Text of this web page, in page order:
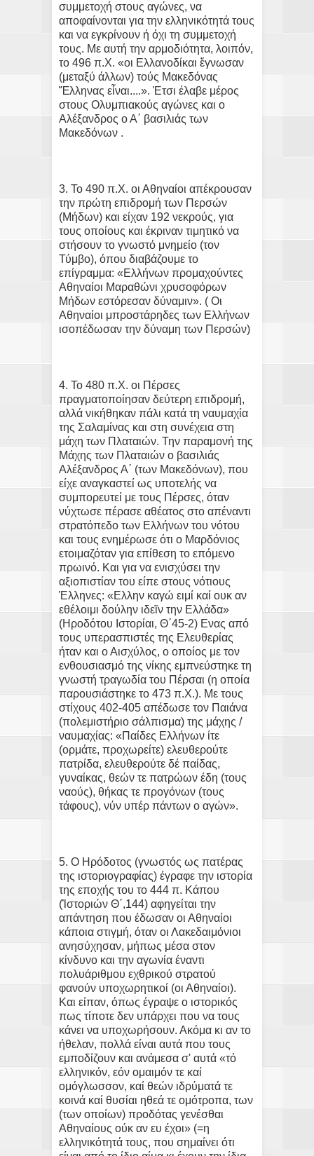
συμμετοχή στους αγώνες, να
αποφαίνονται για την ελληνικότητά τους
και να εγκρίνουν ή όχι τη συμμετοχή
τους. Με αυτή την αρμοδιότητα, λοιπόν,
το 496 π.Χ. «οι Ελλανοδίκαι ἔγνωσαν
(μεταξύ άλλων) τούς Μακεδόνας
Ἕλληνας εἶναι....». Έτσι έλαβε μέρος
στους Ολυμπιακούς αγώνες και ο
Αλέξανδρος ο Α΄ βασιλιάς των
Μακεδόνων .
3. Το 490 π.Χ. οι Αθηναίοι απέκρουσαν
την πρώτη επιδρομή των Περσών
(Μήδων) και είχαν 192 νεκρούς, για
τους οποίους και έκριναν τιμητικό να
στήσουν το γνωστό μνημείο (τον
Τύμβο), όπου διαβάζουμε το
επίγραμμα: «Ελλήνων προμαχούντες
Αθηναίοι Μαραθώνι χρυσοφόρων
Μήδων εστόρεσαν δύναμιν». ( Οι
Αθηναίοι μπροστάρηδες των Ελλήνων
ισοπέδωσαν την δύναμη των Περσών)
4. Το 480 π.Χ. οι Πέρσες
πραγματοποίησαν δεύτερη επιδρομή,
αλλά νικήθηκαν πάλι κατά τη ναυμαχία
της Σαλαμίνας και στη συνέχεια στη
μάχη των Πλαταιών. Την παραμονή της
Μάχης των Πλαταιών ο βασιλιάς
Αλέξανδρος Α΄ (των Μακεδόνων), που
είχε αναγκαστεί ως υποτελής να
συμπορευτεί με τους Πέρσες, όταν
νύχτωσε πέρασε αθέατος στο απέναντι
στρατόπεδο των Ελλήνων του νότου
και τους ενημέρωσε ότι ο Μαρδόνιος
ετοιμαζόταν για επίθεση το επόμενο
πρωινό. Και για να ενισχύσει την
αξιοπιστίαν του είπε στους νότιους
Έλληνες: «Ελλην καγώ ειμί καί ουκ αν
εθέλοιμι δούλην ιδεῖν την Ελλάδα»
(Ηροδότου Ιστορίαι, Θ΄45-2) Ενας από
τους υπερασπιστές της Ελευθερίας
ήταν και ο Αισχύλος, ο οποίος με τον
ενθουσιασμό της νίκης εμπνεύστηκε τη
γνωστή τραγωδία του Πέρσαι (η οποία
παρουσιάστηκε το 473 π.Χ.). Με τους
στίχους 402-405 απέδωσε τον Παιάνα
(πολεμιστήριο σάλπισμα) της μάχης /
ναυμαχίας: «Παίδες Ελλήνων ίτε
(ορμάτε, προχωρείτε) ελευθερούτε
πατρίδα, ελευθερούτε δέ παίδας,
γυναίκας, θεών τε πατρώων έδη (τους
ναούς), θήκας τε προγόνων (τους
τάφους), νύν υπέρ πάντων ο αγών».
5. Ο Ηρόδοτος (γνωστός ως πατέρας
της ιστοριογραφίας) έγραφε την ιστορία
της εποχής του το 444 π. Κάπου
(Ἱστοριών Θ΄,144) αφηγείται την
απάντηση που έδωσαν οι Αθηναίοι
κάποια στιγμή, όταν οι Λακεδαιμόνιοι
ανησύχησαν, μήπως μέσα στον
κίνδυνο και την αγωνία έναντι
πολυάριθμου εχθρικού στρατού
φανούν υποχωρητικοί (οι Αθηναίοι).
Και είπαν, όπως έγραψε ο ιστορικός
πως τίποτε δεν υπάρχει που να τους
κάνει να υποχωρήσουν. Ακόμα κι αν το
ήθελαν, πολλά είναι αυτά που τους
εμποδίζουν και ανάμεσα σ' αυτά «τό
ελληνικόν, εόν ομαιμόν τε καί
ομόγλωσσον, καί θεών ιδρύματά τε
κοινά καί θυσίαι ηθεά τε ομότροπα, των
(των οποίων) προδότας γενέσθαι
Αθηναίους ούκ αν ευ έχοι» (=η
ελληνικότητά τους, που σημαίνει ότι